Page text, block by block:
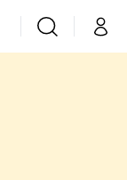
VyhledáváníMůj